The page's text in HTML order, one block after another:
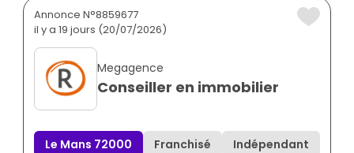
Annonce N°8859677
il y a 19 jours (20/07/2026)
Megagence
Conseiller en immobilier
Le Mans 72000 Franchisé
Indépendant